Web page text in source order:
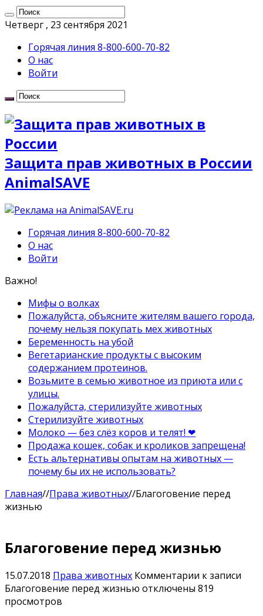
Четверг , 23 сентября 2021
Горячая линия 8-800-600-70-82
О нас
Войти
Защита прав животных в России
AnimalSAVE
Горячая линия 8-800-600-70-82
О нас
Войти
Важно!
Мифы о волках
Пожалуйста, объясните жителям вашего города,
почему нельзя покупать мех животных
Беременность на убой
Вегетарианские продукты с высоким
содержанием протеинов.
Возьмите в семью животное из приюта или с
улицы.
Пожалуйста, стерилизуйте животных
Стерилизуйте животных
Молоко — без слёз коров и телят! ❤
Продажа кошек, собак и кроликов запрещена!
Есть альтернативы опытам на животных —
почему бы их не использовать?
Главная//Права животных//Благоговение перед
жизнью
Благоговение перед жизнью
15.07.2018 Права животных Комментарии к записи
Благоговение перед жизнью отключены 819
просмотров